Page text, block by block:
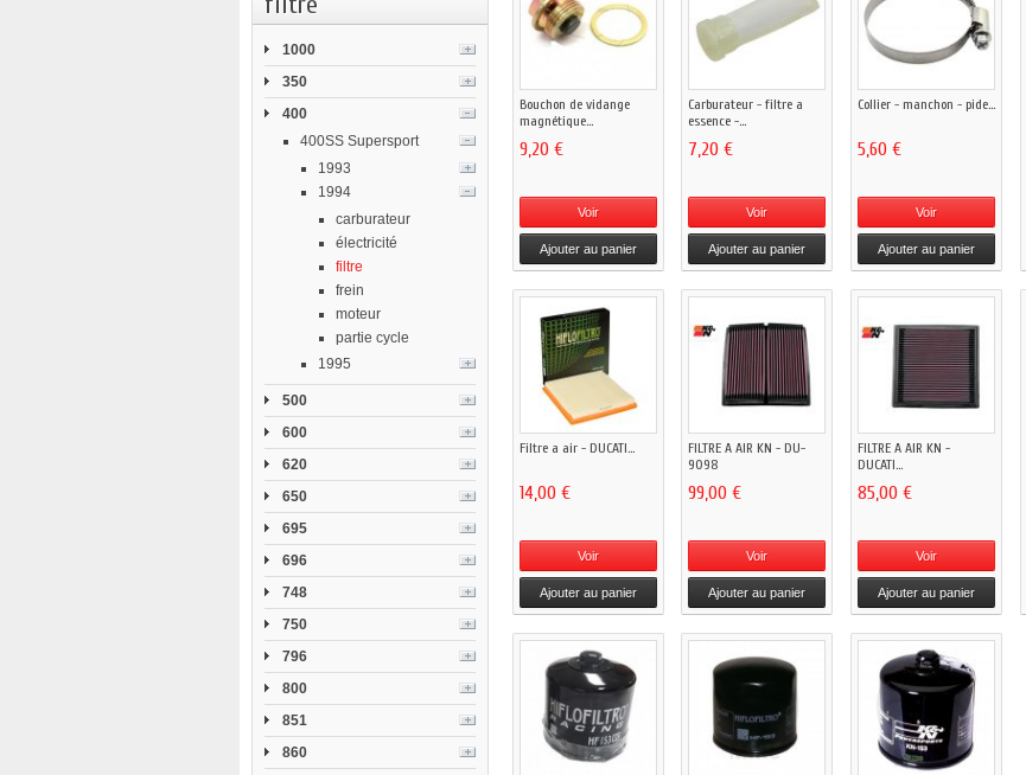
1000
350
400
400SS Supersport
1993
1994
carburateur
électricité
filtre
frein
moteur
partie cycle
1995
500
600
620
650
695
696
748
750
796
800
851
860
Bouchon de vidange
magnétique...
9,20 €
Voir
Ajouter au panier
Carburateur - filtre a
essence -...
7,20 €
Voir
Ajouter au panier
Collier - manchon - pide...
5,60 €
Voir
Ajouter au panier
Filtre a air - DUCATI...
14,00 €
Voir
Ajouter au panier
FILTRE A AIR KN - DU-
9098
99,00 €
Voir
Ajouter au panier
FILTRE A AIR KN -
DUCATI...
85,00 €
Voir
Ajouter au panier